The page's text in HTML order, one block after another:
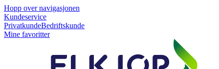
Hopp over navigasjonen
Kundeservice
PrivatkundeBedriftskunde
Mine favoritter